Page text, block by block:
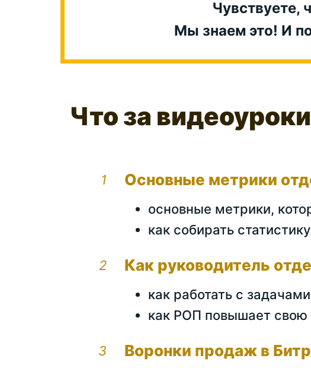
Чувствуете,
Мы знаем это! И
Что за
Основные метрики
основные метрики,
как собирать
Как руководитель
как работать с
как РОП повышает
Воронки продаж в